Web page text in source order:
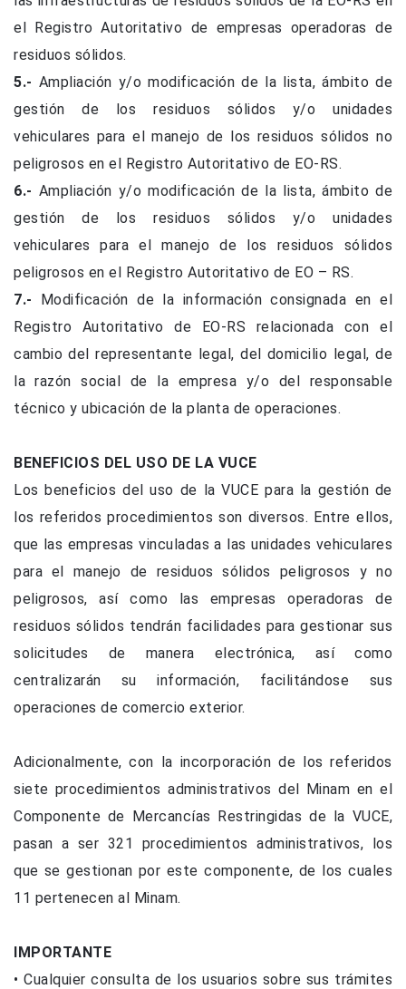
el Registro Autoritativo de empresas operadoras de
residuos sólidos.
5.- Ampliación y/o modificación de la lista, ámbito de
gestión de los residuos sólidos y/o unidades
vehiculares para el manejo de los residuos sólidos no
peligrosos en el Registro Autoritativo de EO-RS.
6.- Ampliación y/o modificación de la lista, ámbito de
gestión de los residuos sólidos y/o unidades
vehiculares para el manejo de los residuos sólidos
peligrosos en el Registro Autoritativo de EO – RS.
7.- Modificación de la información consignada en el
Registro Autoritativo de EO-RS relacionada con el
cambio del representante legal, del domicilio legal, de
la razón social de la empresa y/o del responsable
técnico y ubicación de la planta de operaciones.
BENEFICIOS DEL USO DE LA VUCE
Los beneficios del uso de la VUCE para la gestión de
los referidos procedimientos son diversos. Entre ellos,
que las empresas vinculadas a las unidades vehiculares
para el manejo de residuos sólidos peligrosos y no
peligrosos, así como las empresas operadoras de
residuos sólidos tendrán facilidades para gestionar sus
solicitudes de manera electrónica, así como
centralizarán su información, facilitándose sus
operaciones de comercio exterior.
Adicionalmente, con la incorporación de los referidos
siete procedimientos administrativos del Minam en el
Componente de Mercancías Restringidas de la VUCE,
pasan a ser 321 procedimientos administrativos, los
que se gestionan por este componente, de los cuales
11 pertenecen al Minam.
IMPORTANTE
• Cualquier consulta de los usuarios sobre sus trámites